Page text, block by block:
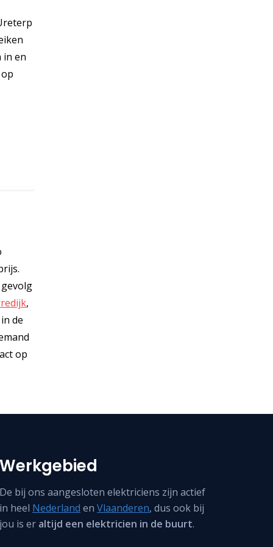
in en
,
de
op
Werkgebied
De bij ons aangesloten elektriciens zijn actief
in heel Nederland enVlaanderen, dus ook bij
jou is er altijd een elektricien in de buurt.